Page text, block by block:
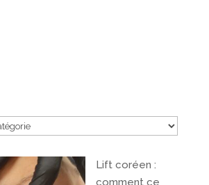
Lift coréen :
comment ce